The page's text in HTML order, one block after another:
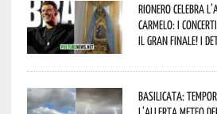
Rionero celebra
Carmelo: i concerti
il gran finale! I
Basilicata: